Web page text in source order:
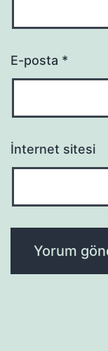
E-posta *
İnternet sitesi